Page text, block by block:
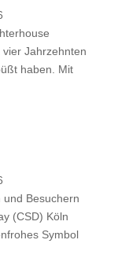
Jahrzehnten
haben. Mit
Besuchern
(CSD) Köln
Symbol